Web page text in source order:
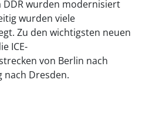
DDR wurden modernisiert
wurden viele
Zu den wichtigsten neuen
ICE-
von Berlin nach
nach Dresden.